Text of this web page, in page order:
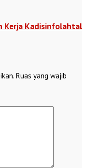
Kerja Kadisinfolahtal
Ruas yang wajib